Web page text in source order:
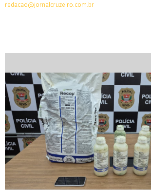
redacao@jornalcruzeiro.com.br